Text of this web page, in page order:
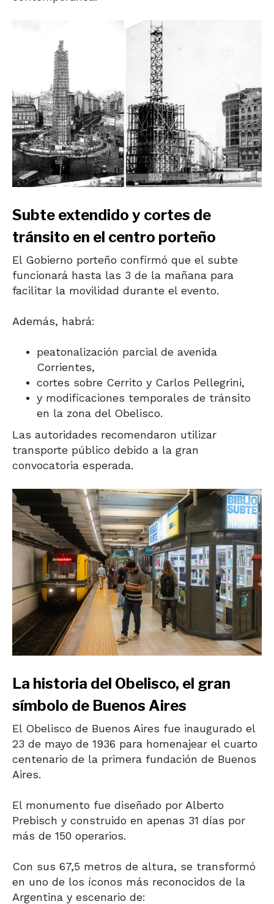
Subte extendido y cortes de
tránsito en el centro porteño
El Gobierno porteño confirmó que el subte
funcionará hasta las 3 de la mañana para
facilitar la movilidad durante el evento.
Además, habrá:
peatonalización parcial de avenida
Corrientes,
cortes sobre Cerrito y Carlos Pellegrini,
y modificaciones temporales de tránsito
en la zona del Obelisco.
Las autoridades recomendaron utilizar
transporte público debido a la gran
convocatoria esperada.
La historia del Obelisco, el gran
símbolo de Buenos Aires
El Obelisco de Buenos Aires fue inaugurado el
23 de mayo de 1936 para homenajear el cuarto
centenario de la primera fundación de Buenos
Aires.
El monumento fue diseñado por Alberto
Prebisch y construido en apenas 31 días por
más de 150 operarios.
Con sus 67,5 metros de altura, se transformó
en uno de los íconos más reconocidos de la
Argentina y escenario de: